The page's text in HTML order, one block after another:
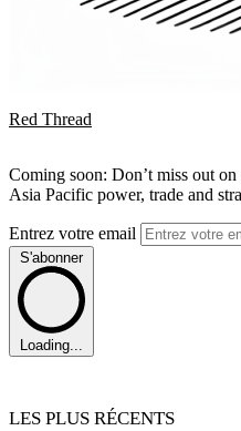
Red Thread
Coming soon: Don’t miss out
Asia Pacific power, trade and
Entrez votre email
S'abonner
Loading...
LES PLUS RÉCENTS